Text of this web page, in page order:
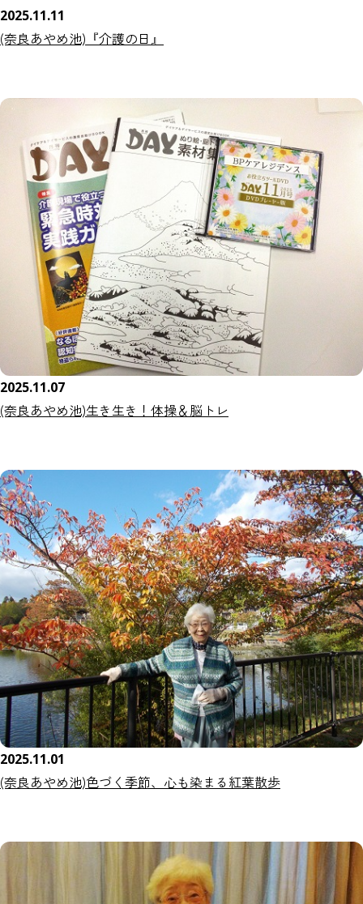
2025.11.11
(奈良あやめ池)『介護の日』
2025.11.07
(奈良あやめ池)生き生き！体操＆脳トレ
2025.11.01
(奈良あやめ池)色づく季節、心も染まる紅葉散歩